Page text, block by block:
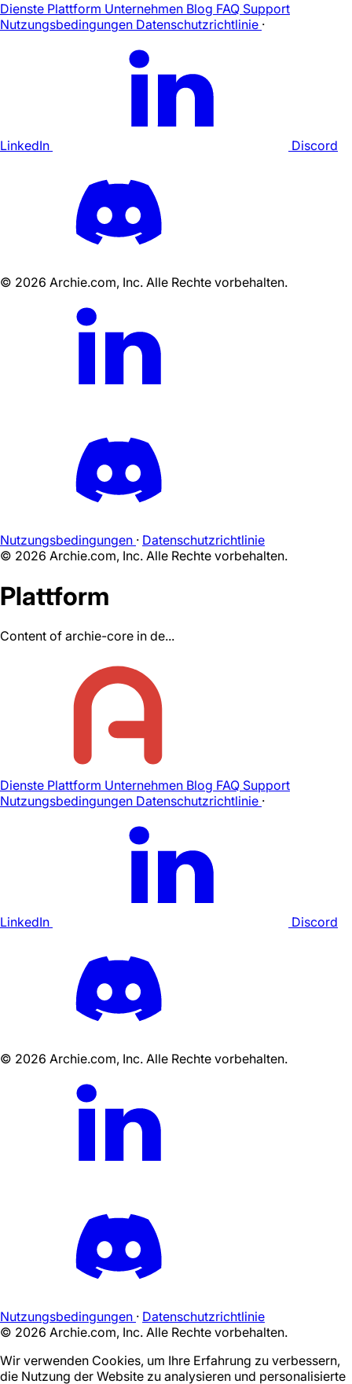
Dienste Plattform Unternehmen Blog FAQ Support
Nutzungsbedingungen Datenschutzrichtlinie ·
LinkedIn Discord
© 2026 Archie.com, Inc. Alle Rechte vorbehalten.
Nutzungsbedingungen · Datenschutzrichtlinie
© 2026 Archie.com, Inc. Alle Rechte vorbehalten.
Plattform
Content of archie-core in de...
Dienste Plattform Unternehmen Blog FAQ Support
Nutzungsbedingungen Datenschutzrichtlinie ·
LinkedIn Discord
© 2026 Archie.com, Inc. Alle Rechte vorbehalten.
Nutzungsbedingungen · Datenschutzrichtlinie
© 2026 Archie.com, Inc. Alle Rechte vorbehalten.
Wir verwenden Cookies, um Ihre Erfahrung zu verbessern,
die Nutzung der Website zu analysieren und personalisierte